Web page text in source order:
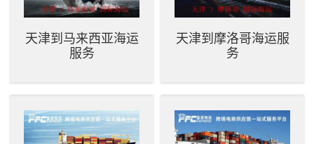
天津到马来西亚海运
服务
天津到摩洛哥海运服
务